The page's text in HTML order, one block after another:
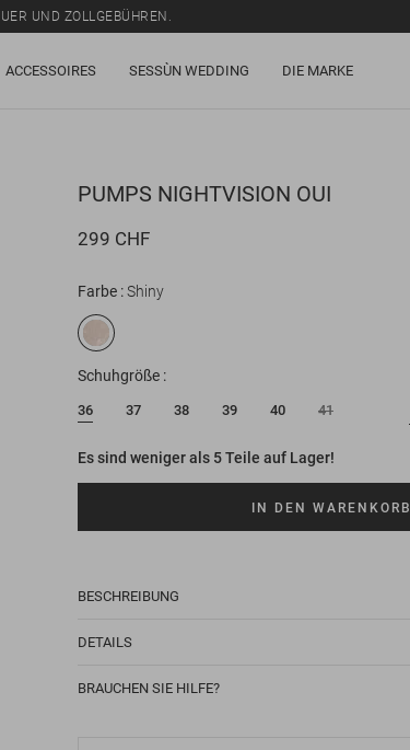
UND ZOLLGEBÜHREN.
ACCESSOIRES SESSÙN WEDDING DIE MARKE
PUMPS NIGHTVISION OUI
299 CHF
Farbe Shiny
Schuhgröße
36 37 38 39 40 41
Es sind weniger als 5 Teile auf Lager!
IN DEN WARENKORB
BESCHREIBUNG
DETAILS
BRAUCHEN SIE HILFE?